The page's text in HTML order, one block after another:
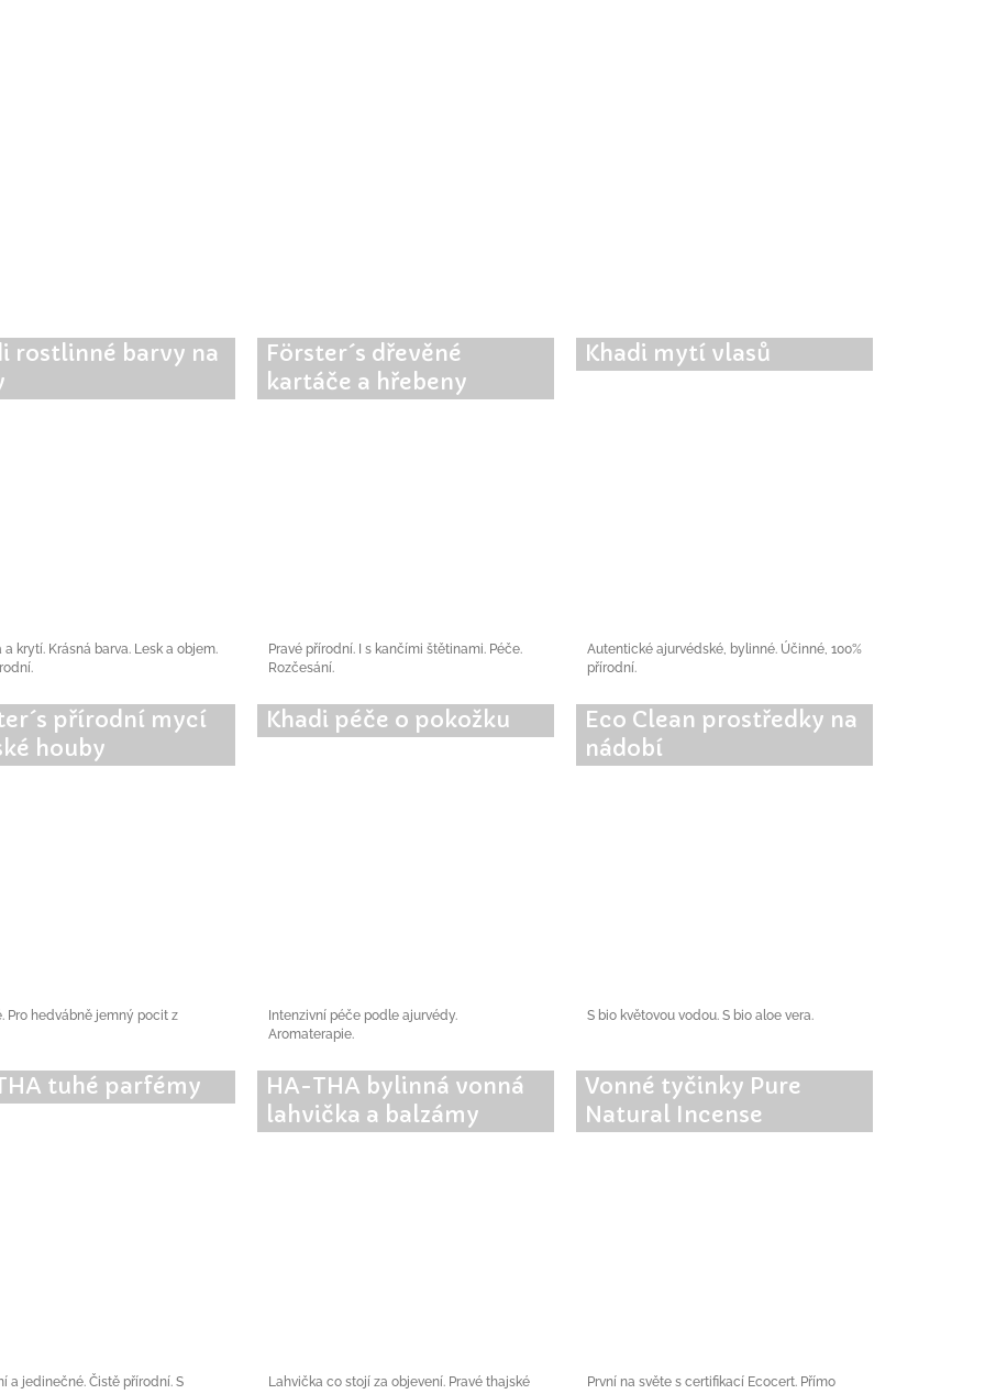
a krytí. Krásná barva. Lesk a objem.
rostlinné barvy na
Pravé přírodní. I s kančími štětinami. Péče.
Rozčesání.
Förster´s dřevěné
kartáče a hřebeny
Autentické ajurvédské, bylinné. Účinné, 100%
přírodní.
Khadi mytí vlasů
Pro hedvábně jemný pocit z
přírodní mycí
houby
Intenzivní péče podle ajurvédy.
Aromaterapie.
Khadi péče o pokožku
S bio květovou vodou. S bio aloe vera.
Eco Clean prostředky na
nádobí
a jedinečné. Čistě přírodní. S
tuhé parfémy
Lahvička co stojí za objevení. Pravé thajské
HA-THA bylinná vonná
lahvička a balzámy
První na světe s certifikací Ecocert. Přímo
Vonné tyčinky Pure
Natural Incense